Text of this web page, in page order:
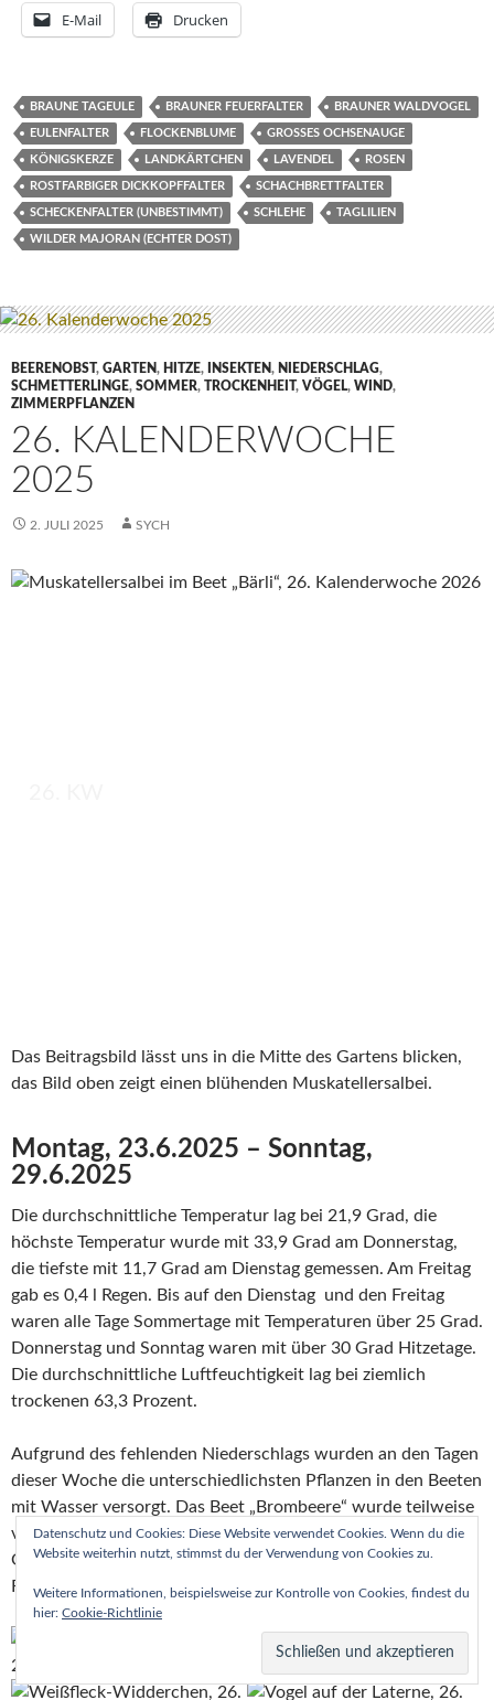
E-Mail Drucken
BRAUNE TAGEULE BRAUNER FEUERFALTER BRAUNER WALDVOGEL
EULENFALTER FLOCKENBLUME GROSSES OCHSENAUGE
KÖNIGSKERZE LANDKÄRTCHEN LAVENDEL ROSEN
ROSTFARBIGER DICKKOPFFALTER SCHACHBRETTFALTER
SCHECKENFALTER (UNBESTIMMT) SCHLEHE TAGLILIEN
WILDER MAJORAN (ECHTER DOST)
BEERENOBST, GARTEN, HITZE, INSEKTEN, NIEDERSCHLAG,
SCHMETTERLINGE, SOMMER, TROCKENHEIT, VÖGEL, WIND,
ZIMMERPFLANZEN
26. KALENDERWOCHE
2025
2. JULI 2025 SYCH
Das Beitragsbild lässt uns in die Mitte des Gartens blicken,
das Bild oben zeigt einen blühenden Muskatellersalbei.
Montag, 23.6.2025 – Sonntag,
29.6.2025
Die durchschnittliche Temperatur lag bei 21,9 Grad, die
höchste Temperatur wurde mit 33,9 Grad am Donnerstag,
die tiefste mit 11,7 Grad am Dienstag gemessen. Am Freitag
gab es 0,4 l Regen. Bis auf den Dienstag und den Freitag
waren alle Tage Sommertage mit Temperaturen über 25 Grad.
Donnerstag und Sonntag waren mit über 30 Grad Hitzetage.
Die durchschnittliche Luftfeuchtigkeit lag bei ziemlich
trockenen 63,3 Prozent.
Aufgrund des fehlenden Niederschlags wurden an den Tagen
dieser Woche die unterschiedlichsten Pflanzen in den Beeten
mit Wasser versorgt. Das Beet „Brombeere“ wurde teilweise
von überzähligen Brombeerruten befreit. Weitere
Gartenarbeiten ruhten. Die Zimmerpflanzen wurden am
Freitag mit Wasser versorgt.
Datenschutz und Cookies: Diese Website verwendet Cookies. Wenn du die
Website weiterhin nutzt, stimmst du der Verwendung von Cookies zu.
Weitere Informationen, beispielsweise zur Kontrolle von Cookies, findest du
hier: Cookie-Richtlinie